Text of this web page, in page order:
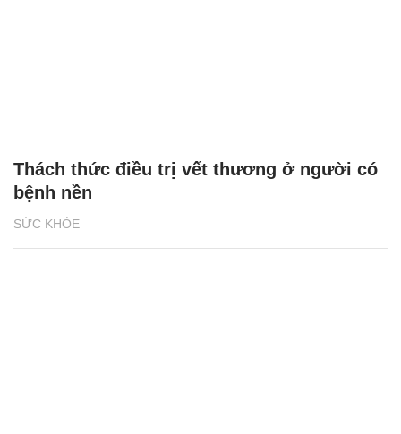
SỨC KHỎE
Thách thức điều trị vết thương ở người có
bệnh nền